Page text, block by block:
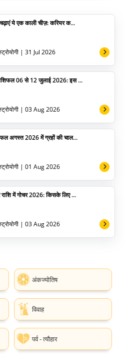
ये एक काली चीज़: करियर क...
| 31 Jul 2026
06 से 12 जुलाई 2026: इस ...
| 03 Aug 2026
अगस्त 2026 में ग्रहों की चाल...
| 01 Aug 2026
राशि में गोचर 2026: किसके लिए ...
| 03 Aug 2026
अंकज्योतिष
विवाह
पर्व - त्यौहार